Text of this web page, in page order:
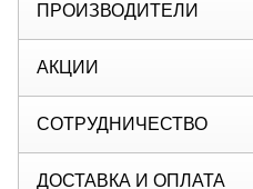
ПРОИЗВОДИТЕЛИ
АКЦИИ
СОТРУДНИЧЕСТВО
ДОСТАВКА И ОПЛАТА